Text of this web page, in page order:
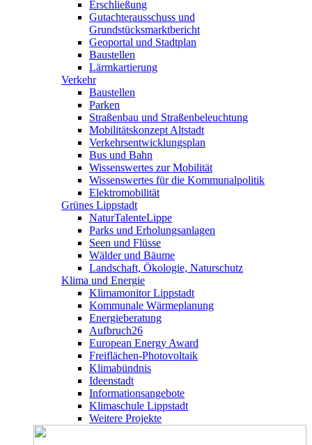
Erschließung
Gutachterausschuss und
Grundstücksmarktbericht
Geoportal und Stadtplan
Baustellen
Lärmkartierung
Verkehr
Baustellen
Parken
Straßenbau und Straßenbeleuchtung
Mobilitätskonzept Altstadt
Verkehrsentwicklungsplan
Bus und Bahn
Wissenswertes zur Mobilität
Wissenswertes für die Kommunalpolitik
Elektromobilität
Grünes Lippstadt
NaturTalenteLippe
Parks und Erholungsanlagen
Seen und Flüsse
Wälder und Bäume
Landschaft, Ökologie, Naturschutz
Klima und Energie
Klimamonitor Lippstadt
Kommunale Wärmeplanung
Energieberatung
Aufbruch26
European Energy Award
Freiflächen-Photovoltaik
Klimabündnis
Ideenstadt
Informationsangebote
Klimaschule Lippstadt
Weitere Projekte